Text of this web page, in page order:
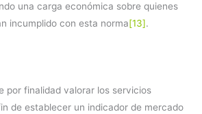
una carga económica sobre quienes
incumplido con esta norma[13].
por finalidad valorar los servicios
de establecer un indicador de mercado